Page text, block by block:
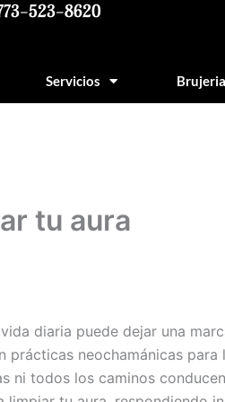
773-523-8620
Servicios Brujeria
tu aura
diaria puede dejar una
neochamánicas
todos los caminos